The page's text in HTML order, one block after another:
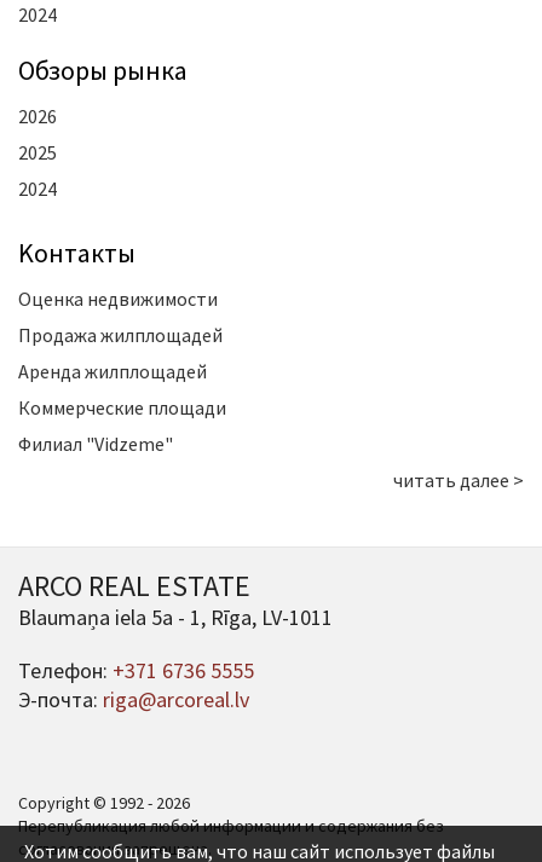
2024
Oбзоры рынка
2026
2025
2024
Kонтакты
Оценка недвижимости
Продажа жилплощадей
Аренда жилплощадей
Коммерческие площади
Филиал "Vidzeme"
читать далее >
ARCO REAL ESTATE
Blaumaņa iela 5a - 1, Rīga, LV-1011
Телефон: +371 6736 5555
Э-почта: riga@arcoreal.lv
Copyright © 1992 - 2026
Перепубликация любой информации и содержания без
согласования запрещена.
Хотим сообщить вам, что наш сайт использует файлы